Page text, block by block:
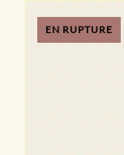
EN RUPTURE